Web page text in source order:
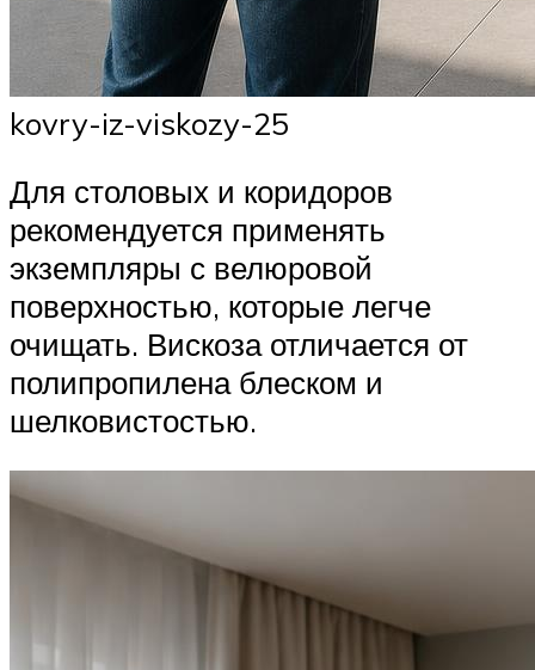
kovry-iz-viskozy-25
Для столовых и коридоров
рекомендуется применять
экземпляры с велюровой
поверхностью, которые легче
очищать. Вискоза отличается от
полипропилена блеском и
шелковистостью.